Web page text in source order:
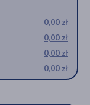
0,00 zł
0,00 zł
0,00 zł
0,00 zł